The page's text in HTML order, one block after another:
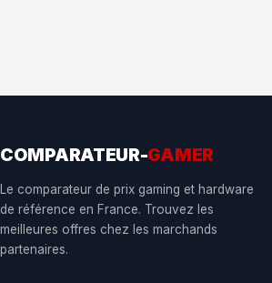
COMPARATEUR-GAMER
Le comparateur de prix gaming et hardware
de référence en France. Trouvez les
meilleures offres chez les marchands
partenaires.